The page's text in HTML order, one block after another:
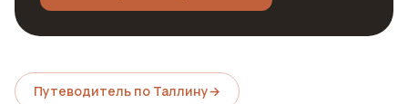
Путеводитель по Таллину→